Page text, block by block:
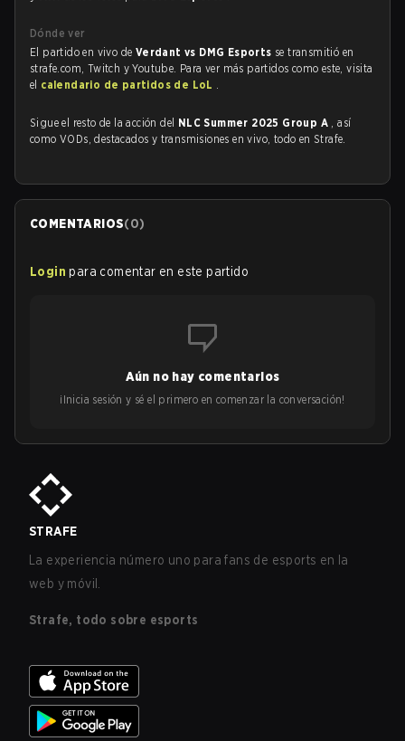
Dónde ver
El partido en vivo de Verdant vs DMG Esports se transmitió en
strafe.com, Twitch y Youtube. Para ver más partidos como este, visita
el calendario de partidos de LoL .
Sigue el resto de la acción del NLC Summer 2025 Group A , así
como VODs, destacados y transmisiones en vivo, todo en Strafe.
COMENTARIOS(0)
Login para comentar en este partido
Aún no hay comentarios
¡Inicia sesión y sé el primero en comenzar la conversación!
STRAFE
La experiencia número uno para fans de esports en la
web y móvil.
Strafe, todo sobre esports